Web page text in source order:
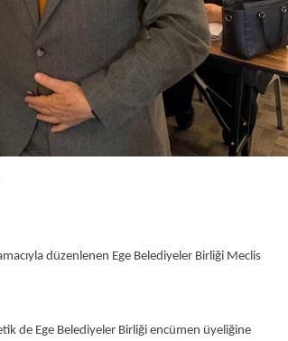
düzenlenen Ege Belediyeler Birliği Meclis
de Ege Belediyeler Birliği encümen üyeliğine